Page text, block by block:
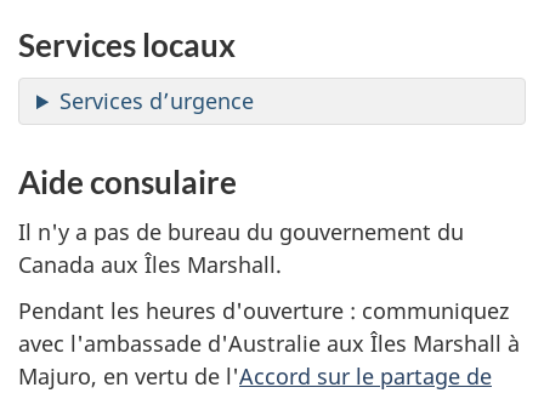
Services locaux
Services d’urgence
Aide consulaire
Il n'y a pas de bureau du gouvernement du
Canada aux Îles Marshall.
Pendant les heures d'ouverture : communiquez
avec l'ambassade d'Australie aux Îles Marshall à
Majuro, en vertu de l'Accord sur le partage de